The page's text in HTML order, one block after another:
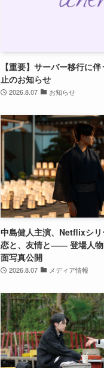
【重要】サーバー移行に
止のお知らせ
2026.8.07 お知らせ
中島健人主演、Netflixシリ
恋と、友情と―― 登場人物
面写真公開
2026.8.07 メディア情報